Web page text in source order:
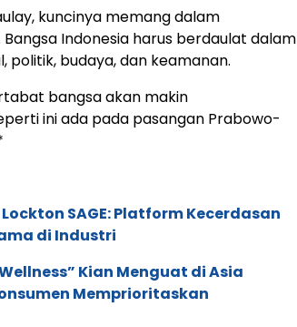
kuncinya memang dalam
Indonesia harus berdaulat dalam
politik, budaya, dan keamanan.
bangsa akan makin
ini ada pada pasangan Prabowo-
SAGE: Platform Kecerdasan
di Industri
Kian Menguat di Asia
Memprioritaskan